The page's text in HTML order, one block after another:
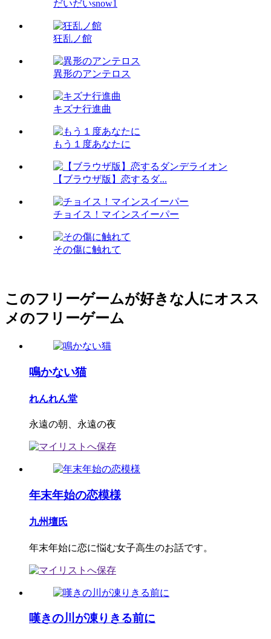
だいだいsnow1
狂乱ノ館
異形のアンテロス
キズナ行進曲
もう１度あなたに
【ブラウザ版】恋するダ...
チョイス！マインスイーパー
その傷に触れて
このフリーゲームが好きな人にオスス
メのフリーゲーム
鳴かない猫
れんれん堂
永遠の朝、永遠の夜
年末年始の恋模様
九州壇氏
年末年始に恋に悩む女子高生のお話です。
嘆きの川が凍りきる前に